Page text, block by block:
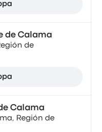
de Calama
de
Calama
Región de